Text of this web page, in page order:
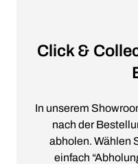
Click &
In unserem
nach der
abholen. Wählen
einfach